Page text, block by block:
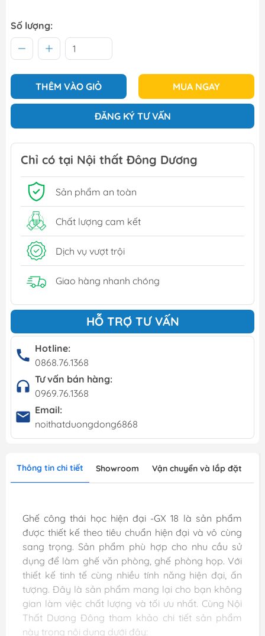
Số lượng:
THÊM VÀO GIỎ MUA NGAY
ĐĂNG KÝ TƯ VẤN
Chỉ có tại Nội thất Đông Dương
Sản phẩm an toàn
Chất lượng cam kết
Dịch vụ vượt trội
Giao hàng nhanh chóng
HỖ TRỢ TƯ VẤN
Hotline:
0868.76.1368
Tư vấn bán hàng:
0969.76.1368
Email:
noithatduongdong6868
Thông tin chi tiết Showroom Vận chuyển và lắp đặt
Ghế công thái học hiện đại -GX 18 là sản phẩm
được thiết kế theo tiêu chuẩn hiện đại và vô cùng
sang trọng. Sản phẩm phù hợp cho nhu cầu sử
dụng để làm ghế văn phòng, ghế phòng họp. Với
thiết kế tinh tế cùng nhiều tính năng hiện đại, ấn
tượng. Đây là sản phẩm mang lại cho bạn không
gian làm việc chất lượng và tối ưu nhất. Cùng Nội
Thất Dương Đông tham khảo chi tiết sản phẩm
này trong nội dung dưới đây: